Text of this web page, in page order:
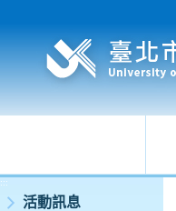
:::
活動訊息